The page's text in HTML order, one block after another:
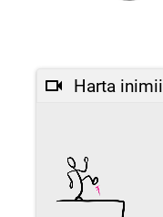
Harta inimii